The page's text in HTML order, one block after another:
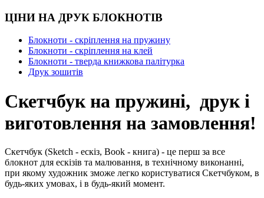
ЦІНИ НА ДРУК БЛОКНОТІВ
Блокноти - скріплення на пружину
Блокноти - скріплення на клей
Блокноти - тверда книжкова палітурка
Друк зошитів
Скетчбук на пружині, друк і
виготовлення на замовлення!
Скетчбук (Sketch - ескіз, Вook - книга) - це перш за все
блокнот для ескізів та малювання, в технічному виконанні,
при якому художник зможе легко користуватися Скетчбуком, в
будь-яких умовах, і в будь-який момент.